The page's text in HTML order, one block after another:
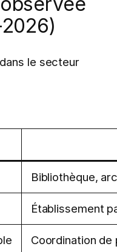
le secteur
Bibliothèque,
Établissement
Coordination